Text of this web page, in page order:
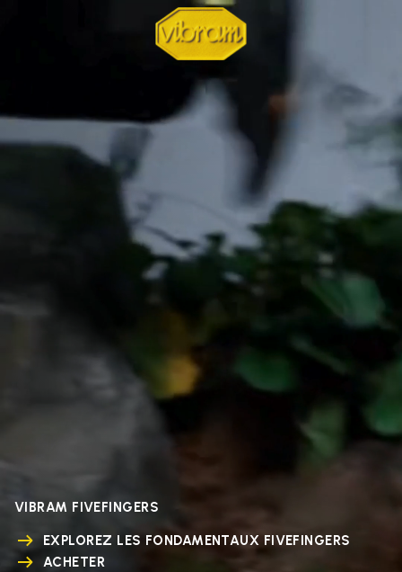
VIBRAM FIVEFINGERS
EXPLOREZ LES FONDAMENTAUX FIVEFINGERS
ACHETER